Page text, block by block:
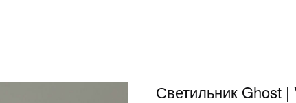
Светильник Ghost |